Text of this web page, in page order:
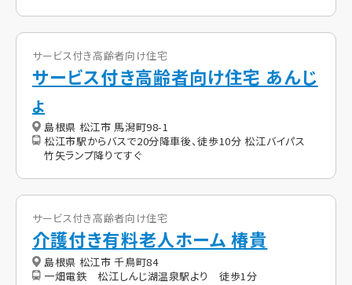
サービス付き高齢者向け住宅
サービス付き高齢者向け住宅 あんじ
ょ
島根県 松江市 馬潟町98-1
松江市駅からバスで20分降車後、徒歩10分 松江バイパス
竹矢ランプ降りてすぐ
サービス付き高齢者向け住宅
介護付き有料老人ホーム 椿貴
島根県 松江市 千鳥町84
一畑電鉄 松江しんじ湖温泉駅より 徒歩1分